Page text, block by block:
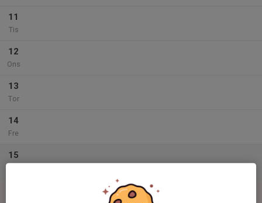
11
Tis
12
Ons
13
Tor
14
Fre
15